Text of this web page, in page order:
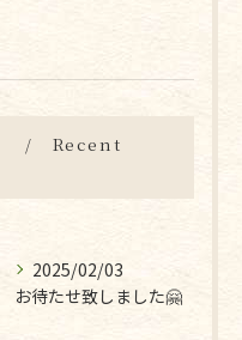
Recent
2025/02/03
お待たせ致しました🤗